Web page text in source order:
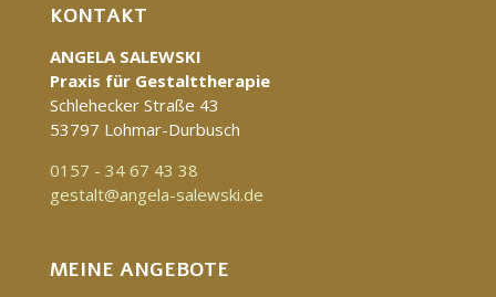
KONTAKT
ANGELA SALEWSKI
Praxis für Gestalttherapie
Schlehecker Straße 43
53797 Lohmar-Durbusch
0157 - 34 67 43 38
gestalt@angela-salewski.de
MEINE ANGEBOTE